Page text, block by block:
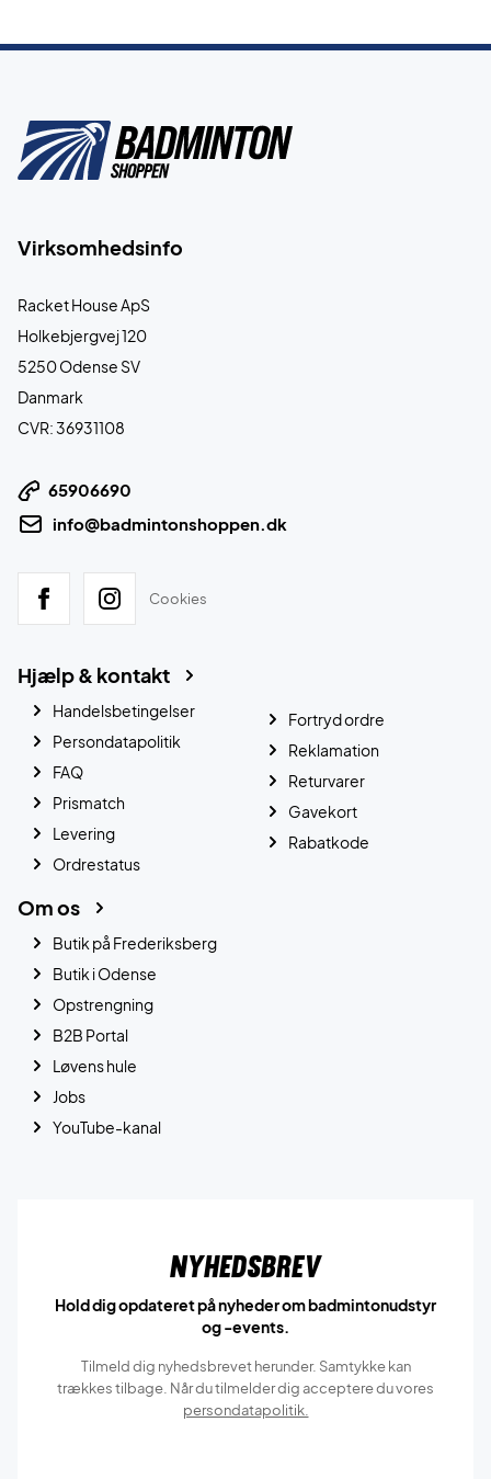
Virksomhedsinfo
Racket House ApS
Holkebjergvej 120
5250 Odense SV
Danmark
CVR: 36931108
65906690
info@badmintonshoppen.dk
Cookies
Hjælp & kontakt
Handelsbetingelser
Persondatapolitik
FAQ
Prismatch
Levering
Ordrestatus
Fortryd ordre
Reklamation
Returvarer
Gavekort
Rabatkode
Om os
Butik på Frederiksberg
Butik i Odense
Opstrengning
B2B Portal
Løvens hule
Jobs
YouTube-kanal
Nyhedsbrev
Hold dig opdateret på nyheder om badmintonudstyr
og -events.
Tilmeld dig nyhedsbrevet herunder. Samtykke kan
trækkes tilbage. Når du tilmelder dig acceptere du vores
persondatapolitik.